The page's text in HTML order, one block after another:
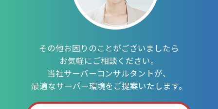
その他お困りのことがございましたら
お気軽にご相談ください。
当社サーバーコンサルタントが、
最適なサーバー環境をご提案いたします。